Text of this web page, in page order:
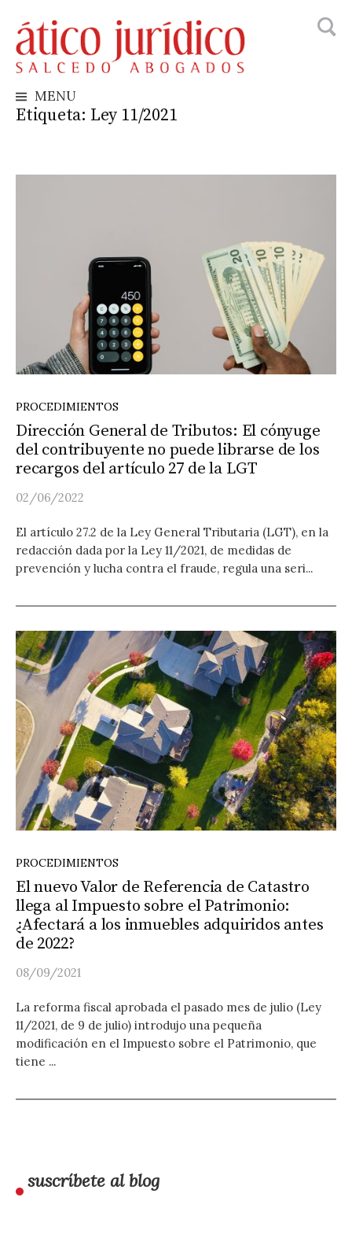
to
content
MENU
Etiqueta: Ley 11/2021
PROCEDIMIENTOS
Dirección General de Tributos: El cónyuge
del contribuyente no puede librarse de los
recargos del artículo 27 de la LGT
02/06/2022
El artículo 27.2 de la Ley General Tributaria (LGT), en la
redacción dada por la Ley 11/2021, de medidas de
prevención y lucha contra el fraude, regula una seri...
PROCEDIMIENTOS
El nuevo Valor de Referencia de Catastro
llega al Impuesto sobre el Patrimonio:
¿Afectará a los inmuebles adquiridos antes
de 2022?
08/09/2021
La reforma fiscal aprobada el pasado mes de julio (Ley
11/2021, de 9 de julio) introdujo una pequeña
modificación en el Impuesto sobre el Patrimonio, que
tiene ...
suscríbete al blog